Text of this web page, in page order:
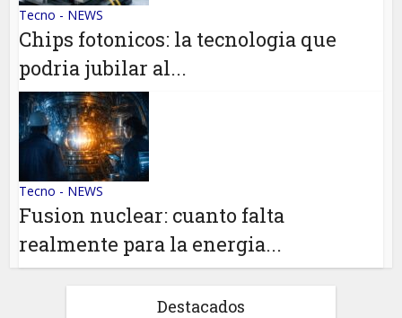
Tecno - NEWS
Chips fotonicos: la tecnologia que
podria jubilar al...
Tecno - NEWS
Fusion nuclear: cuanto falta
realmente para la energia...
Destacados